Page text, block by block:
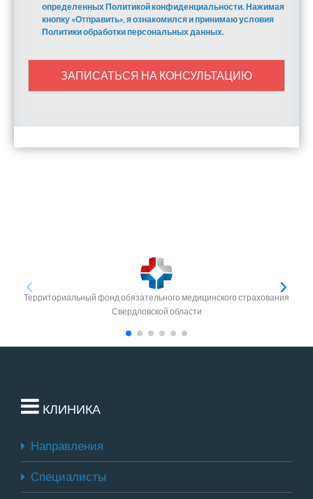
определенных Политикой конфиденциальности. Нажимая
кнопку «Отправить», я ознакомился и принимаю условия
Политики обработки персональных данных.
ЗАПИСАТЬСЯ НА КОНСУЛЬТАЦИЮ
Территориальный фонд обязательного медицинского страхования
Свердловской области
КЛИНИКА
Направления
Специалисты